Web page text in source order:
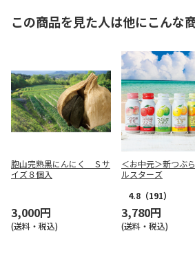
この商品を見た人は他にこんな
胞山完熟黒にんにく Ｓサ
イズ８個入
3,000円
(送料・税込)
＜お中元＞新つぶ
ルスターズ
4.8 （191）
3,780円
(送料・税込)